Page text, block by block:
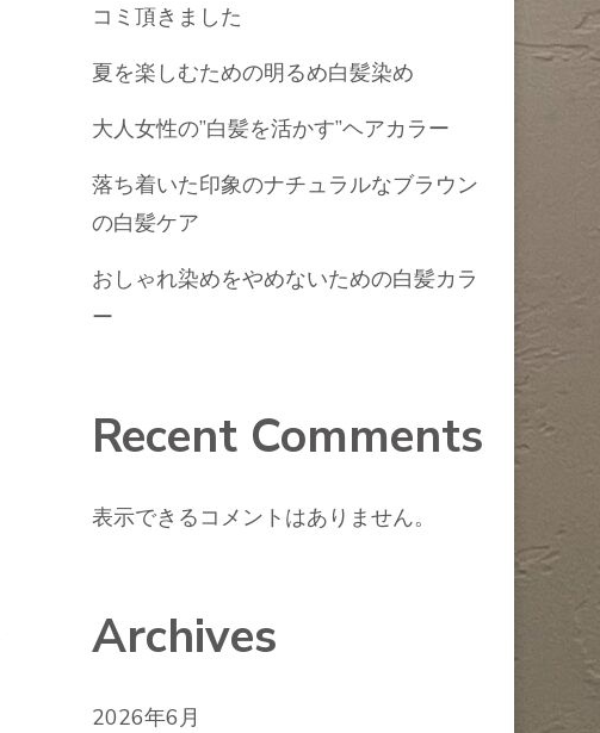
コミ頂きました
夏を楽しむための明るめ白髪染め
大人女性の”白髪を活かす”ヘアカラー
落ち着いた印象のナチュラルなブラウン
の白髪ケア
おしゃれ染めをやめないための白髪カラ
ー
Recent Comments
表示できるコメントはありません。
Archives
2026年6月